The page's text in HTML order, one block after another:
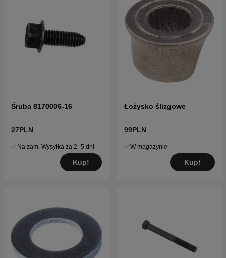
Śruba 8170006-16
27PLN
Na zam. Wysyłka za 2–5 dni
Kup!
Łożysko ślizgowe
99PLN
W magazynie
Kup!